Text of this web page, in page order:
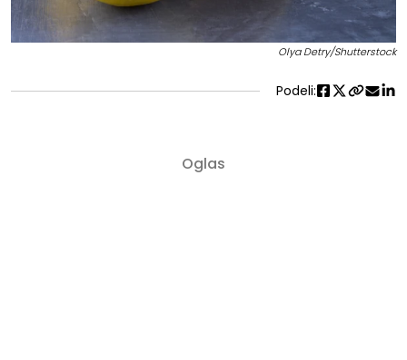
Olya Detry/Shutterstock
Podeli: